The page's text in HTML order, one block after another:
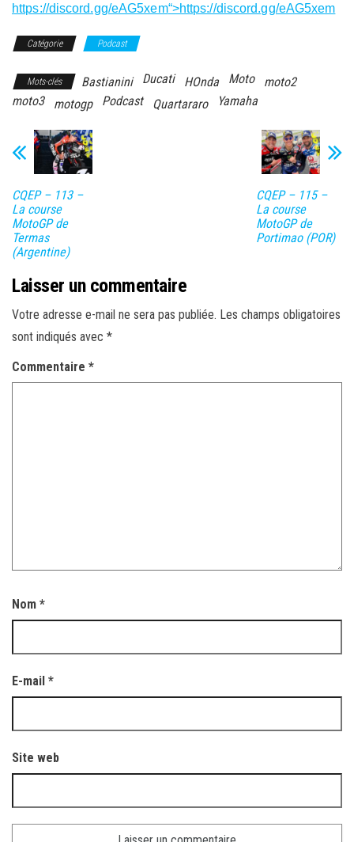
https://discord.gg/eAG5xem“>https://discord.gg/eAG5xem
Catégorie Podcast
Mots-clés Bastianini Ducati HOnda Moto
moto2
moto3
motogp Podcast Quartararo Yamaha
CQEP – 113 –
La course
MotoGP de
Termas
(Argentine)
CQEP – 115 –
La course
MotoGP de
Portimao (POR)
Laisser un commentaire
Votre adresse e-mail ne sera pas publiée. Les champs obligatoires
sont indiqués avec *
Commentaire *
Nom *
E-mail *
Site web